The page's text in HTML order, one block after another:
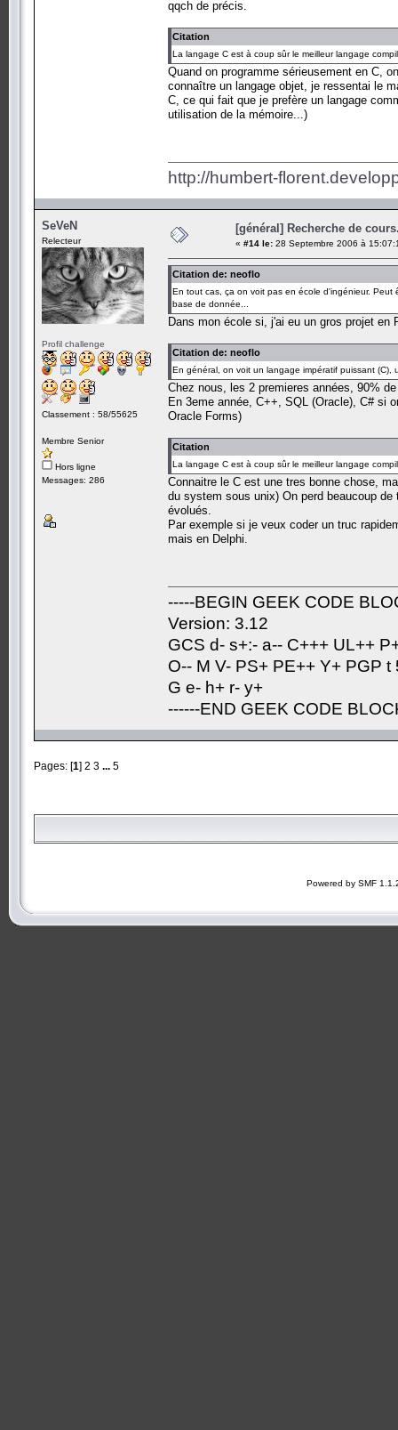
qqch de précis.
Citation
La langage C est à coup sûr le meilleur langage
Quand on programme sérieusement en C,
connaître un langage objet, je ressentai le
C, ce qui fait que je prefère un langage
utilisation de la mémoire...)
http://humbert-
SeVeN
Relecteur
Profil challenge
Classement : 58/55625
Membre Senior
Hors ligne
Messages: 286
[général] Recherche de
« #14 le: 28 Septembre 2006 à
Citation de: neoflo
En tout cas, ça on voit pas en école d'ingénieur.
base de donnée...
Dans mon école si, j'ai eu un gros projet
Citation de: neoflo
En général, on voit un langage impératif puissant
Chez nous, les 2 premieres années, 90%
En 3eme année, C++, SQL (Oracle), C# si
Oracle Forms)
Citation
La langage C est à coup sûr le meilleur langage
Connaitre le C est une tres bonne chose,
du system sous unix) On perd beaucoup
évolués.
Par exemple si je veux coder un truc
mais en Delphi.
-----BEGIN GEEK CODE
Version: 3.12
GCS d- s+:- a-- C+++ UL++
O-- M V- PS+ PE++ Y+ PGP
G e- h+ r- y+
------END GEEK CODE
Pages: [1] 2 3 ... 5
Powered by SMF